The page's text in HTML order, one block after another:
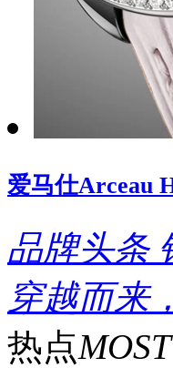
爱马仕Arceau
品牌头条
穿越而来
热点